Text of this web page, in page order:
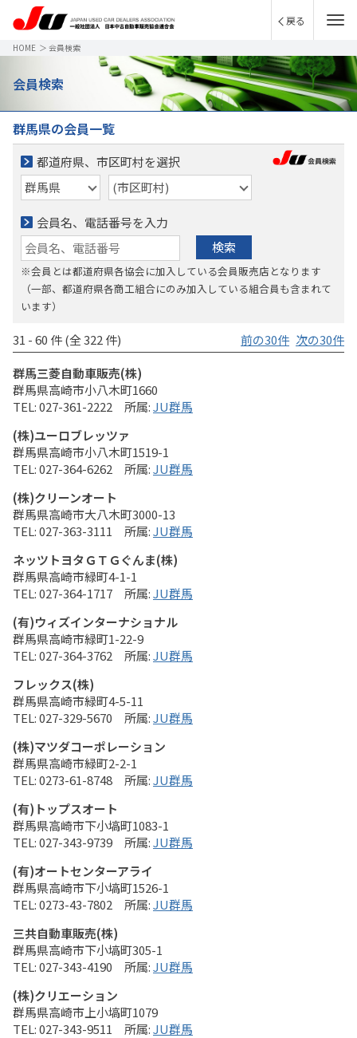
戻る
HOME ＞ 会員検索
会員検索
群馬県の会員一覧
都道府県、市区町村を選択
会員名、電話番号を入力
検索
※会員とは都道府県各協会に加入している会員販売店となります
（一部、都道府県各商工組合にのみ加入している組合員も含まれて
います）
31 - 60 件 (全 322 件) 前の30件 次の30件
群馬三菱自動車販売(株)
群馬県高崎市小八木町1660
027-361-2222
JU群馬
(株)ユーロブレッツァ
群馬県高崎市小八木町1519-1
027-364-6262
JU群馬
(株)クリーンオート
群馬県高崎市大八木町3000-13
027-363-3111
JU群馬
ネッツトヨタＧＴＧぐんま(株)
群馬県高崎市緑町4-1-1
027-364-1717
JU群馬
(有)ウィズインターナショナル
群馬県高崎市緑町1-22-9
027-364-3762
JU群馬
フレックス(株)
群馬県高崎市緑町4-5-11
027-329-5670
JU群馬
(株)マツダコーポレーション
群馬県高崎市緑町2-2-1
0273-61-8748
JU群馬
(有)トップスオート
群馬県高崎市下小塙町1083-1
027-343-9739
JU群馬
(有)オートセンターアライ
群馬県高崎市下小塙町1526-1
0273-43-7802
JU群馬
三共自動車販売(株)
群馬県高崎市下小塙町305-1
027-343-4190
JU群馬
(株)クリエーション
群馬県高崎市上小塙町1079
027-343-9511
JU群馬